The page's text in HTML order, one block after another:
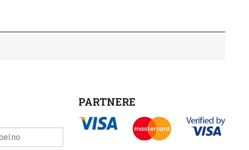
PARTNERE